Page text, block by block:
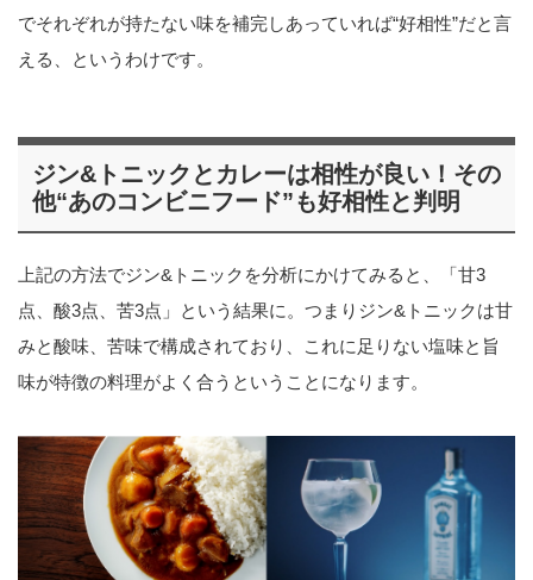
でそれぞれが持たない味を補完しあっていれば“好相性”だと言
える、というわけです。
ジン&トニックとカレーは相性が良い！その
他“あのコンビニフード”も好相性と判明
上記の方法でジン&トニックを分析にかけてみると、「甘3
点、酸3点、苦3点」という結果に。つまりジン&トニックは甘
みと酸味、苦味で構成されており、これに足りない塩味と旨
味が特徴の料理がよく合うということになります。